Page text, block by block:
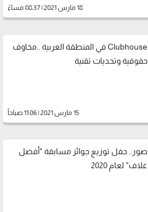
18 مارس 2021 | 08:37 مساءً
Clubhouse في المنطقة العربية ..مخاوف
حقوقية وتحديات تقنية
15 مارس 2021 | 11:06 صباحاً
صور.. حفل توزيع جوائز مسابقة "أفضل
غلاف" لعام 2020